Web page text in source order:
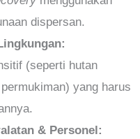
dispersan.
(seperti hutan
yang harus
& Personel: